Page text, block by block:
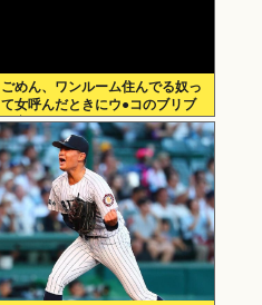
ごめん、ワンルーム住んでる奴っ
て女呼んだときにウ●コのブリブ
リ音どうしてんの？？